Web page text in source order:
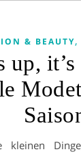
& BEAUTY,
up,